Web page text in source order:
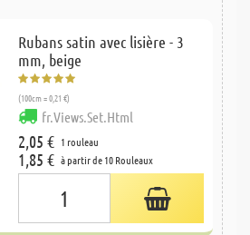
Rubans satin avec lisière - 3
mm, beige
(100cm = 0,21 €)
fr.Views.Set.Html
2,05 € 1 rouleau
1,85 € à partir de 10 Rouleaux